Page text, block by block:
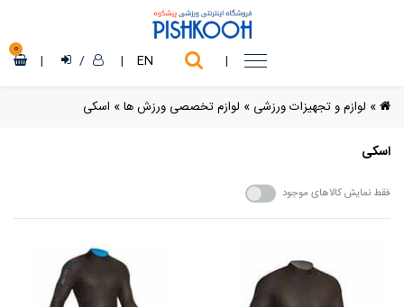
|
EN
|
/
|
0
» لوازم و تجهیزات ورزشی » لوازم تخصصی ورزش ها» اسکی
اسکی
فقط نمایش کالاهای موجود